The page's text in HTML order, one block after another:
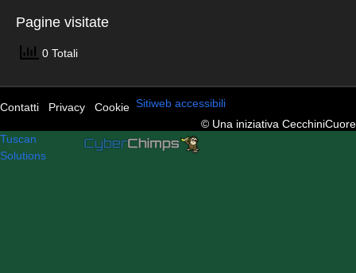
Pagine visitate
0 Totali
Sitiweb accessibili
Contatti Privacy
Cookie
© Una iniziativa CecchiniCuore
Tuscan
Solutions